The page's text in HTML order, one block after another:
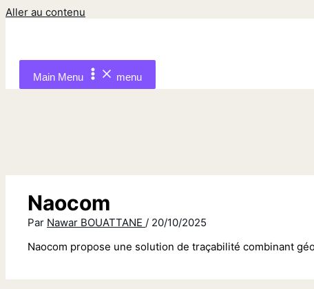
Aller au contenu
Main Menu menu
Naocom
Par Nawar BOUATTANE/ 20/10/2025
Naocom propose une solution de traçabilité combinant